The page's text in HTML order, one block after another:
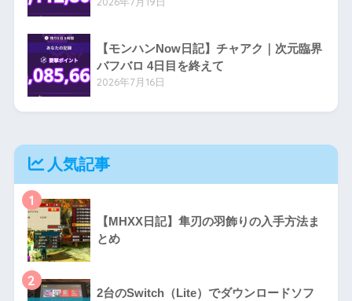
【モンハンNow日記】チャアク｜次元臨界
バフバロ 4日目を終えて
2026年7月16日
人気記事
1
【MHXX日記】隼刃の羽飾りの入手方法ま
とめ
2
2台のSwitch（Lite）でダウンロードソフ